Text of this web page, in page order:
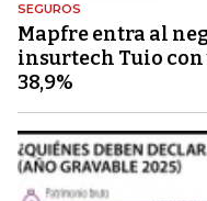
SEGUROS
Mapfre entra al
insurtech Tuio
38,9%